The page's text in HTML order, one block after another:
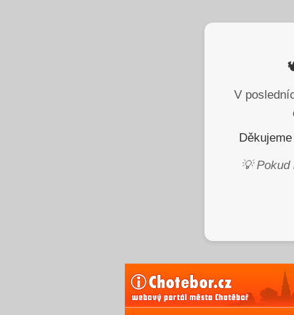
V
💡